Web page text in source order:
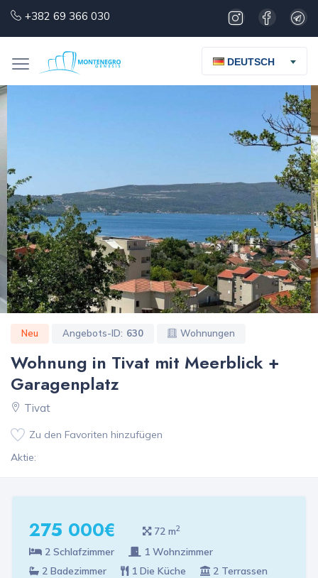
+382 69 366 030
DEUTSCH
Neu Angebots-ID: 630 Wohnungen
Wohnung in Tivat mit Meerblick +
Garagenplatz
Tivat
Zu den Favoriten hinzufügen
Aktie:
275 000€ 72 m2
2 Schlafzimmer
1 Wohnzimmer
2 Badezimmer
1 Die Küche 2 Terrassen